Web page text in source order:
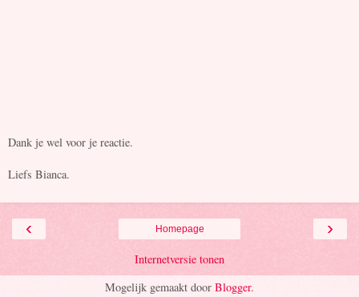
Dank je wel voor je reactie.
Liefs Bianca.
‹ ›
Homepage
Internetversie tonen
Mogelijk gemaakt door Blogger.